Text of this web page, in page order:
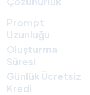
Prompt
Uzunluğu
Oluşturma
Süresi
Günlük Ücretsiz
Kredi